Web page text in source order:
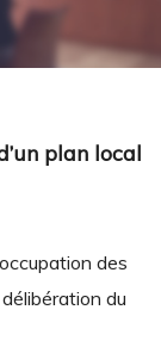
plan local
des
du